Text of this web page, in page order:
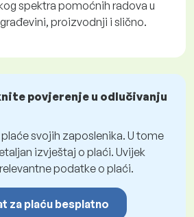
spektra pomoćnih radova u
proizvodnji i slično.
povjerenje u odlučivanju
svojih zaposlenika. U tome
izvještaj o plaći. Uvijek
podatke o plaći.
za plaću besplatno